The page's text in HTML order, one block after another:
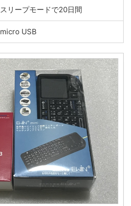
スリープモードで20日間
micro USB